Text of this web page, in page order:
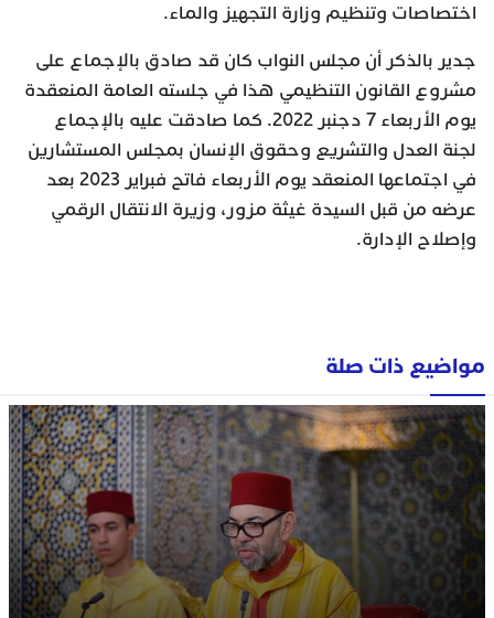
اختصاصات وتنظيم وزارة التجهيز والماء.
جدير بالذكر أن مجلس النواب كان قد صادق بالإجماع على
مشروع القانون التنظيمي هذا في جلسته العامة المنعقدة
يوم الأربعاء 7 دجنبر 2022. كما صادقت عليه بالإجماع
لجنة العدل والتشريع وحقوق الإنسان بمجلس المستشارين
في اجتماعها المنعقد يوم الأربعاء فاتح فبراير 2023 بعد
عرضه من قبل السيدة غيثة مزور، وزيرة الانتقال الرقمي
وإصلاح الإدارة.
مواضيع ذات صلة